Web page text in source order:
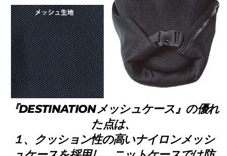
『DESTINATIONメッシュケース』の優れ
た点は、
１、クッション性の高いナイロンメッシ